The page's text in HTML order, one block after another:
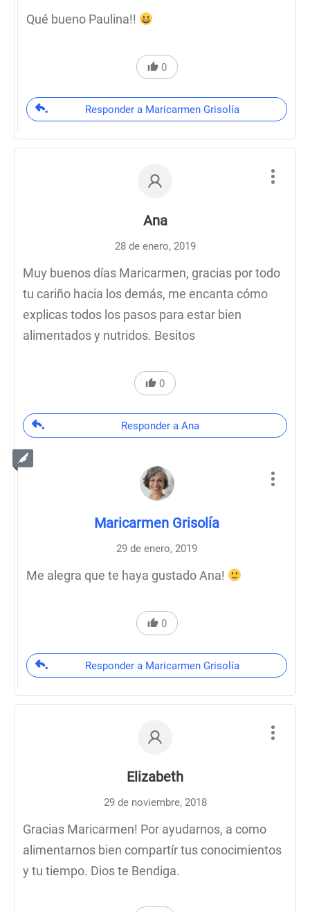
Qué bueno Paulina!!
0
Responder a Maricarmen Grisolía
Ana
28 de enero, 2019
Muy buenos días Maricarmen, gracias por todo
tu cariño hacia los demás, me encanta cómo
explicas todos los pasos para estar bien
alimentados y nutridos. Besitos
0
Responder a Ana
Maricarmen Grisolía
29 de enero, 2019
Me alegra que te haya gustado Ana!
0
Responder a Maricarmen Grisolía
Elizabeth
29 de noviembre, 2018
Gracias Maricarmen! Por ayudarnos, a como
alimentarnos bien compartír tus conocimientos
y tu tiempo. Dios te Bendiga.